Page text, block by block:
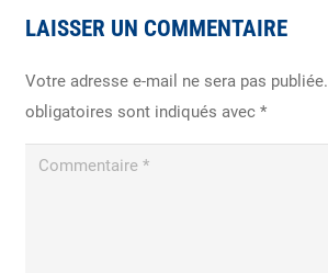
LAISSER UN COMMENTAIRE
Votre adresse e-mail ne sera pas publiée.
obligatoires sont indiqués avec *